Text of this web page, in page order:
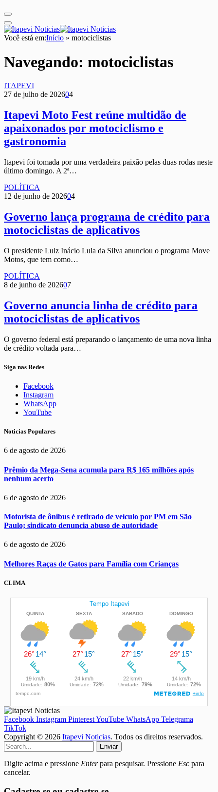
Você está em:Início » motociclistas
Navegando: motociclistas
ITAPEVI
27 de julho de 202604
Itapevi Moto Fest reúne multidão de
apaixonados por motociclismo e
gastronomia
Itapevi foi tomada por uma verdadeira paixão pelas duas rodas neste
último domingo. A 2ª…
POLÍTICA
12 de junho de 202604
Governo lança programa de crédito para
motociclistas de aplicativos
O presidente Luiz Inácio Lula da Silva anunciou o programa Move
Motos, que tem como…
POLÍTICA
8 de junho de 202607
Governo anuncia linha de crédito para
motociclistas de aplicativos
O governo federal está preparando o lançamento de uma nova linha
de crédito voltada para…
Siga nas Redes
Facebook
Instagram
WhatsApp
YouTube
Noticias Populares
6 de agosto de 2026
Prêmio da Mega-Sena acumula para R$ 165 milhões após
nenhum acerto
6 de agosto de 2026
Motorista de ônibus é retirado de veículo por PM em São
Paulo; sindicato denuncia abuso de autoridade
6 de agosto de 2026
Melhores Raças de Gatos para Família com Crianças
CLIMA
Facebook Instagram PinterestYouTube WhatsApp Telegrama
TikTok
Copyright © 2026 Itapevi Noticias. Todos os direitos reservados.
Enviar
Digite acima e pressione Enterpara pesquisar. Pressione Esc para
cancelar.